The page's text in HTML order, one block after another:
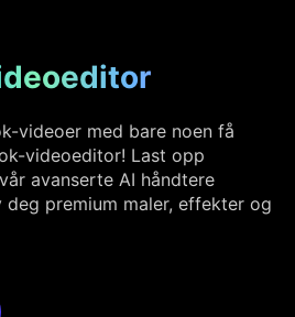
videoer med bare noen få
videoeditor! Last opp
avanserte AI håndtere
premium maler, effekter og